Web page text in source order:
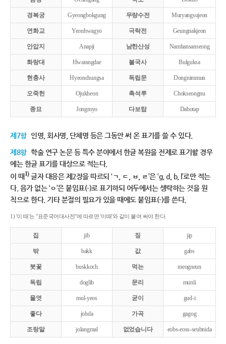
경복궁 Gyeongbokgung 무량수전 Muryangsujeon
연화교 Yeonhwagyo 극락전 Geungnakjeon
안압지 Anapji 남한산성 Namhansanseong
화랑대 Hwarangdae 불국사 Bulguksa
현충사 Hyeonchungsa 독립문 Dongnimmun
오죽헌 Ojukheon 촉석루 Chokseongnu
종묘 Jongmyo 다보탑 Dabotap
제7항 인명, 회사명, 단체명 등은 그동안 써 온 표기를 쓸 수 있다.
제8항 학술 연구 논문 등 특수 분야에서 한글 복원을 전제로 표기할 경우
에는 한글 표기를 대상으로 적는다.
이 때1)글자 대응은 제2장을 따르되 ‘ㄱ, ㄷ, ㅂ, ㄹ’은 ‘g, d, b, l’로만 적는
다. 음가 없는 ‘ㅇ’은 붙임표(-)로 표기하되 어두에서는 생략하는 것을 원
칙으로 한다. 기타 분절의 필요가 있을 때에도 붙임표(-)를 쓴다.
1) '이 때'는 "표준국어대사전"에 따르면 '이때'와 같이 붙여 써야 한다.
집 jib 짚 jip
밖 bakk 값 gabs
붓꽃 buskkoch 먹는 meogneun
독립 doglib 문리 munli
물엿 mul-yeos 굳이 gud-i
좋다 johda 가곡 gagog
조랑말 jolangmal 없었습니다 eobs-eoss-seubnida